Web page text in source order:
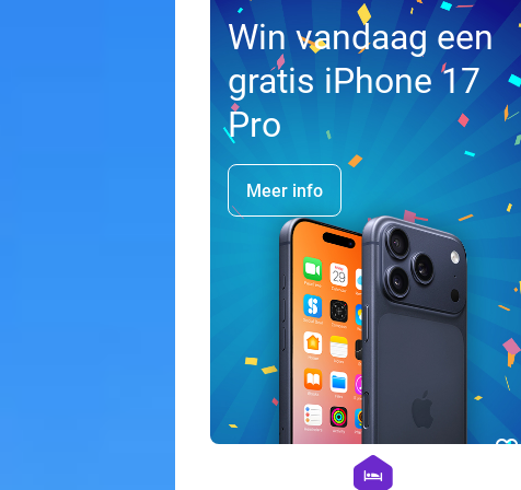
Win vandaag een
gratis iPhone 17
Pro
Meer info
favorite_border
hexagon
hotel